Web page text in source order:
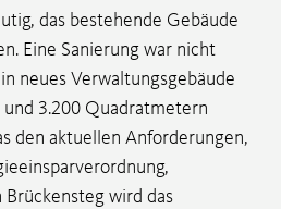
das bestehende Gebäude
Eine Sanierung war nicht
neues Verwaltungsgebäude
3.200 Quadratmetern
den aktuellen Anforderungen,
wird das